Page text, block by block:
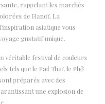
rappelant les marchés
de Hanoï. La
asiatique vous
gustatif unique.
véritable festival de couleurs
tels que le Pad Thaï, le Phở
préparés avec des
une explosion de